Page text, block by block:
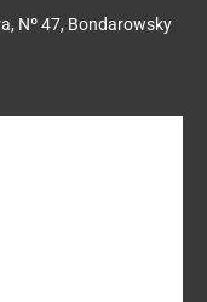
Nº 47, Bondarowsky